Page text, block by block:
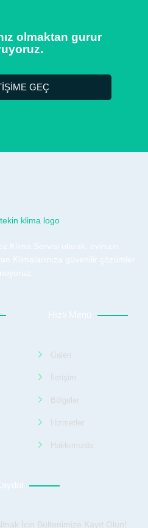
olmaktan gurur
GEÇ
Klima Servisi olarak, evinizin
Klimalarınıza güvenilir çözümler
Hızlı Menü
Galeri
İletişim
Bölgeler
Hizmetler
Hakkımızda
İçin Bültenimize Kayıt Olun!